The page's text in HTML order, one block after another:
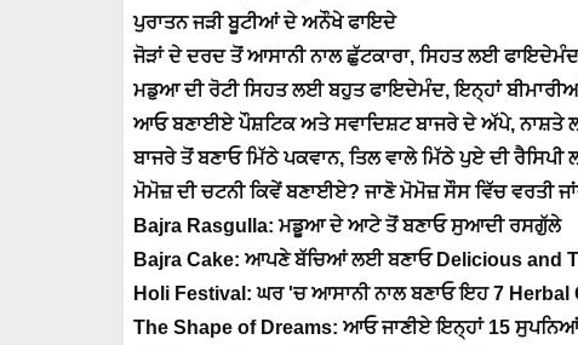
ਪੁਰਾਤਨ ਜੜੀ ਬੂਟੀਆਂ ਦੇ ਅਨੌਖੇ ਫਾਇਦੇ
ਜੋੜਾਂ ਦੇ ਦਰਦ ਤੋਂ ਆਸਾਨੀ ਨਾਲ ਛੁੱਟਕਾਰਾ, ਸਿਹਤ ਲਈ ਫਾਇਦੇਮੰਦ
ਮਡੁਆ ਦੀ ਰੋਟੀ ਸਿਹਤ ਲਈ ਬਹੁਤ ਫਾਇਦੇਮੰਦ, ਇਨ੍ਹਾਂ
ਆਓ ਬਣਾਈਏ ਪੌਸ਼ਟਿਕ ਅਤੇ ਸਵਾਦਿਸ਼ਟ ਬਾਜਰੇ ਦੇ ਅੱਪੇ, ਨਾਸ਼ਤੇ
ਬਾਜਰੇ ਤੋਂ ਬਣਾਓ ਮਿੱਠੇ ਪਕਵਾਨ, ਤਿਲ ਵਾਲੇ ਮਿੱਠੇ ਪੁਏ ਦੀ
ਮੋਮੋਜ਼ ਦੀ ਚਟਨੀ ਕਿਵੇਂ ਬਣਾਈਏ? ਜਾਣੋ ਮੋਮੋਜ਼ ਸੌਸ ਵਿੱਚ ਵਰਤੀ
Bajra Rasgulla: ਮਡੂਆ ਦੇ ਆਟੇ ਤੋਂ ਬਣਾਓ ਸੁਆਦੀ ਰਸਗੁੱਲੇ
Bajra Cake: ਆਪਣੇ ਬੱਚਿਆਂ ਲਈ ਬਣਾਓ Delicious and
Holi Festival: ਘਰ 'ਚ ਆਸਾਨੀ ਨਾਲ ਬਣਾਓ ਇਹ 7 Herbal
The Shape of Dreams: ਆਓ ਜਾਣੀਏ ਇਨ੍ਹਾਂ 15 ਸੁਪਨਿਆਂ